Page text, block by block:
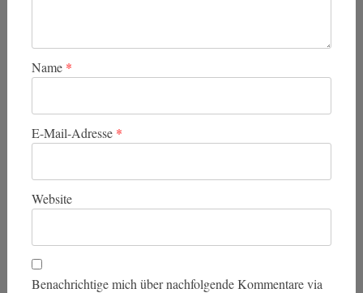
Name *
E-Mail-Adresse *
Website
Benachrichtige mich über nachfolgende Kommentare via